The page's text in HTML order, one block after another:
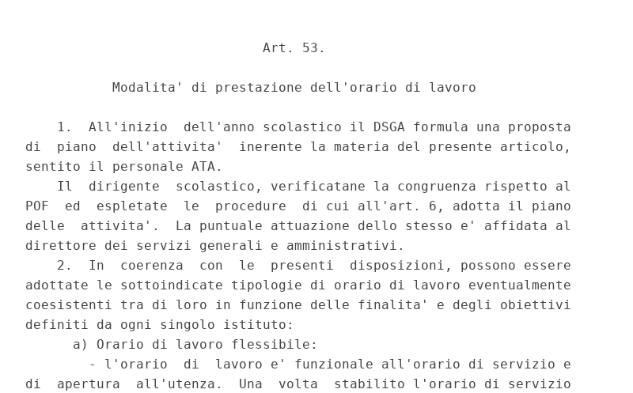
                              Art. 53.
           Modalita' di prestazione dell'orario di lavoro
    1.  All'inizio  dell'anno scolastico il DSGA formula una proposta
di  piano  dell'attivita'  inerente la materia del presente articolo,
sentito il personale ATA.
    Il  dirigente  scolastico, verificatane la congruenza rispetto al
POF  ed  espletate  le  procedure  di cui all'art. 6, adotta il piano
delle  attivita'.  La puntuale attuazione dello stesso e' affidata al
direttore dei servizi generali e amministrativi.
    2.  In  coerenza  con  le  presenti  disposizioni, possono essere
adottate le sottoindicate tipologie di orario di lavoro eventualmente
coesistenti tra di loro in funzione delle finalita' e degli obiettivi
definiti da ogni singolo istituto:
      a) Orario di lavoro flessibile:
        - l'orario  di  lavoro e' funzionale all'orario di servizio e
di  apertura  all'utenza.  Una  volta  stabilito l'orario di servizio